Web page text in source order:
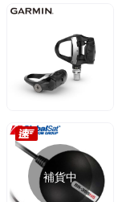
補貨中